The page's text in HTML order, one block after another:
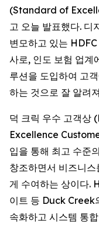
(Standard of
고 오늘 발표했다. 디
변모하고 있는
사로, 인도 보험 업계
루션을 도입하여 고
하는 것으로 잘 알려
덕 크릭 우수 고객
Excellence
입을 통해 최고 수준
창조하면서 비즈니
게 수여하는 상이다.
이트 등 Duck Creek
속화하고 시스템 통